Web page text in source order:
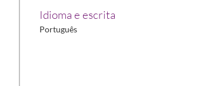
Idioma e escrita
Português